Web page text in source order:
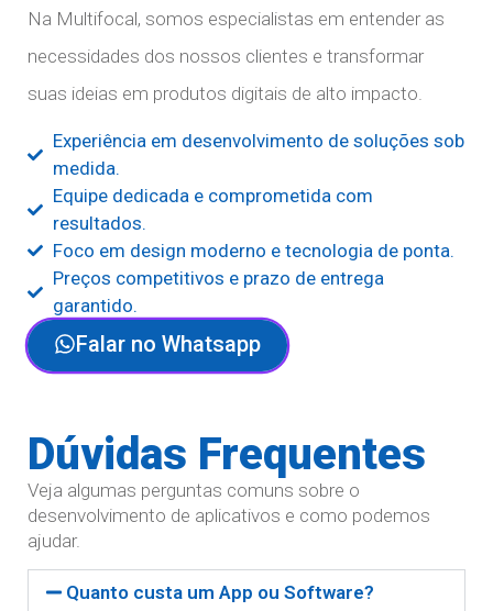
Na Multifocal, somos especialistas em entender as
necessidades dos nossos clientes e transformar
suas ideias em produtos digitais de alto impacto.
Experiência em desenvolvimento de soluções sob
medida.
Equipe dedicada e comprometida com
resultados.
Foco em design moderno e tecnologia de ponta.
Preços competitivos e prazo de entrega
garantido.
Falar no Whatsapp
Dúvidas Frequentes
Veja algumas perguntas comuns sobre o
desenvolvimento de aplicativos e como podemos
ajudar.
Quanto custa um App ou Software?